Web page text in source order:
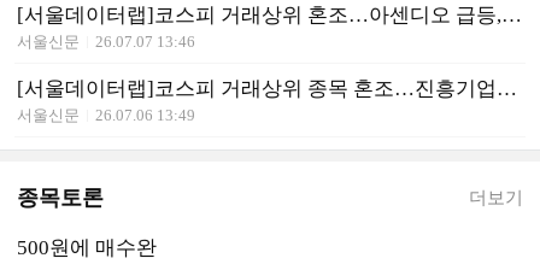
[서울데이터랩]코스피 거래상위 혼조…아센디오 급등, 한화오션·대형 반도체주는 약세
서울신문 26.07.07 13:46
[서울데이터랩]코스피 거래상위 종목 혼조…진흥기업·일성건설 상한가, 신일전자 급등
서울신문 26.07.06 13:49
종목토론 더보기
500원에 매수완